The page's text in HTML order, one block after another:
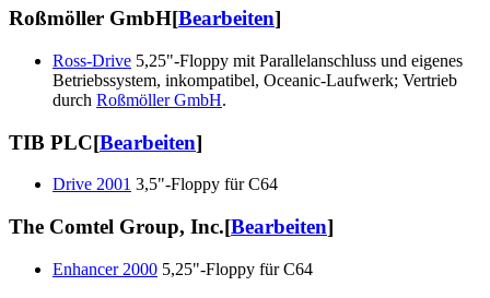
Roßmöller GmbH[Bearbeiten]
Ross-Drive 5,25"-Floppy mit Parallelanschluss und eigenes
Betriebssystem, inkompatibel, Oceanic-Laufwerk; Vertrieb
durch Roßmöller GmbH.
TIB PLC[Bearbeiten]
Drive 2001 3,5"-Floppy für C64
The Comtel Group, Inc.[Bearbeiten]
Enhancer 2000 5,25"-Floppy für C64